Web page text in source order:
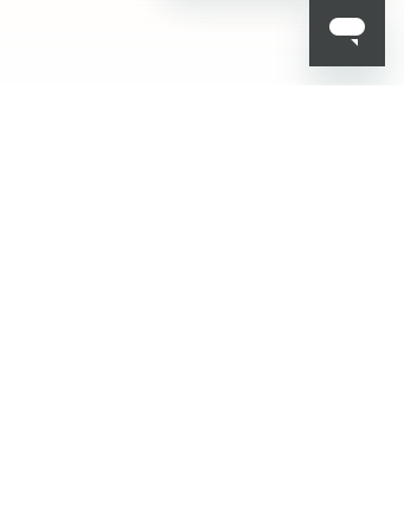
001